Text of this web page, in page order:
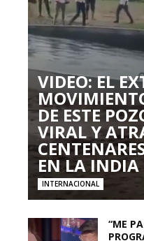
VIDEO: EL
DE ESTE
VIRAL Y
EN LA INDIA
INTERNACIONAL
“ME